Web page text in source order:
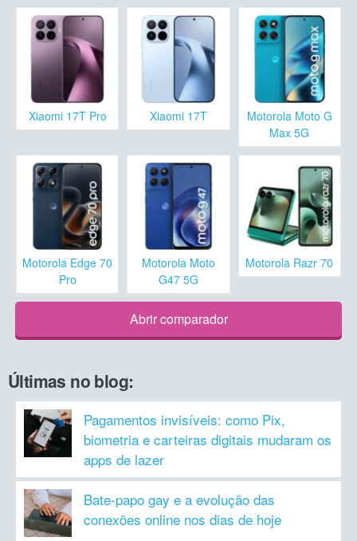
Xiaomi 17T Pro Xiaomi 17T
Motorola Moto G
Max 5G
Motorola Edge 70
Pro
Motorola Moto
G47 5G
Motorola Razr 70
Abrir comparador
Últimas no blog:
Pagamentos invisíveis: como Pix,
biometria e carteiras digitais mudaram os
apps de lazer
Bate-papo gay e a evolução das
conexões online nos dias de hoje